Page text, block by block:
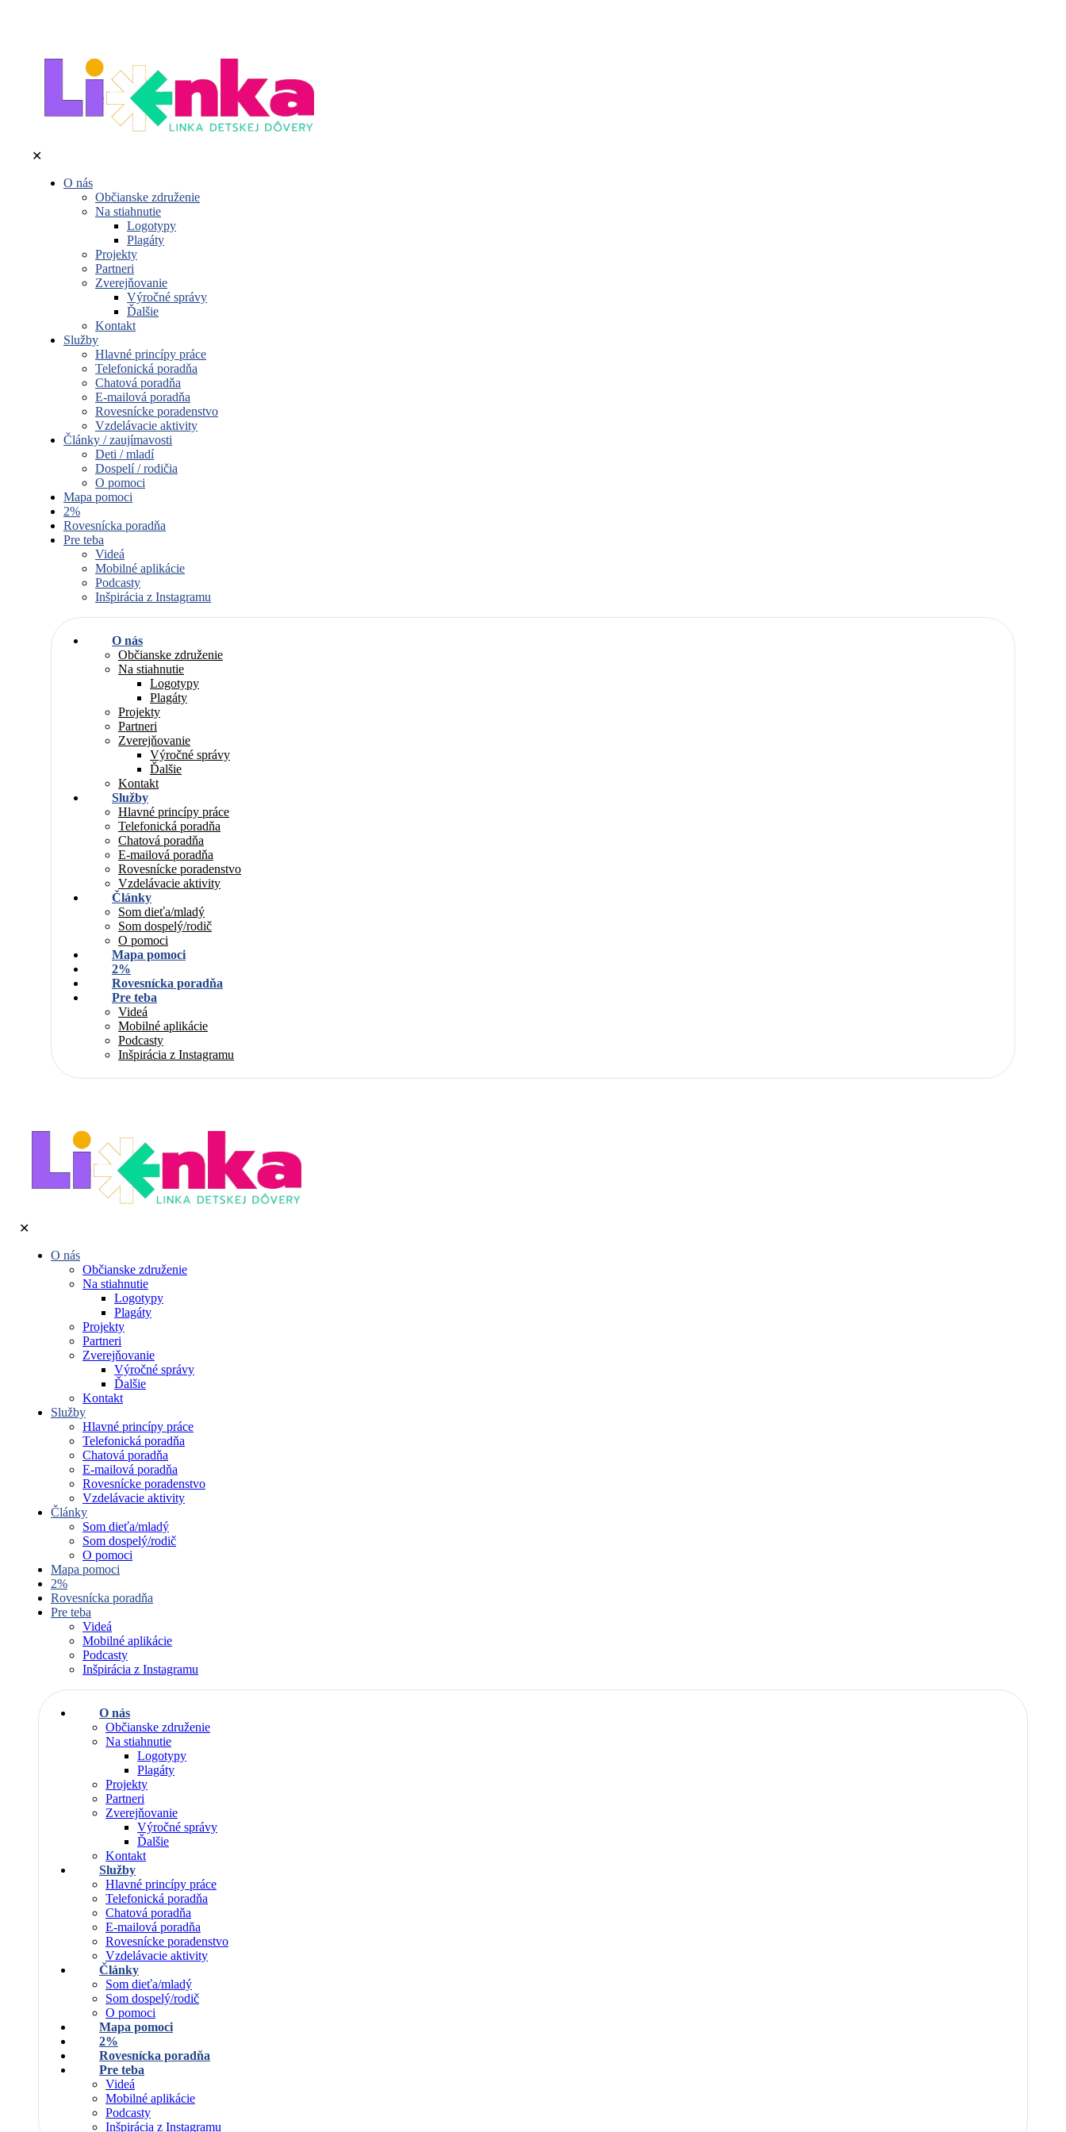
✕
O nás
Občianske združenie
Na stiahnutie
Logotypy
Plagáty
Projekty
Partneri
Zverejňovanie
Výročné správy
Ďalšie
Kontakt
Služby
Hlavné princípy práce
Telefonická poradňa
Chatová poradňa
E-mailová poradňa
Rovesnícke poradenstvo
Vzdelávacie aktivity
Články / zaujímavosti
Deti / mladí
Dospelí / rodičia
O pomoci
Mapa pomoci
2%
Rovesnícka poradňa
Pre teba
Videá
Mobilné aplikácie
Podcasty
Inšpirácia z Instagramu
O nás
Občianske združenie
Na stiahnutie
Logotypy
Plagáty
Projekty
Partneri
Zverejňovanie
Výročné správy
Ďalšie
Kontakt
Služby
Hlavné princípy práce
Telefonická poradňa
Chatová poradňa
E-mailová poradňa
Rovesnícke poradenstvo
Vzdelávacie aktivity
Články
Som dieťa/mladý
Som dospelý/rodič
O pomoci
Mapa pomoci
2%
Rovesnícka poradňa
Pre teba
Videá
Mobilné aplikácie
Podcasty
Inšpirácia z Instagramu
✕
O nás
Občianske združenie
Na stiahnutie
Logotypy
Plagáty
Projekty
Partneri
Zverejňovanie
Výročné správy
Ďalšie
Kontakt
Služby
Hlavné princípy práce
Telefonická poradňa
Chatová poradňa
E-mailová poradňa
Rovesnícke poradenstvo
Vzdelávacie aktivity
Články
Som dieťa/mladý
Som dospelý/rodič
O pomoci
Mapa pomoci
2%
Rovesnícka poradňa
Pre teba
Videá
Mobilné aplikácie
Podcasty
Inšpirácia z Instagramu
O nás
Občianske združenie
Na stiahnutie
Logotypy
Plagáty
Projekty
Partneri
Zverejňovanie
Výročné správy
Ďalšie
Kontakt
Služby
Hlavné princípy práce
Telefonická poradňa
Chatová poradňa
E-mailová poradňa
Rovesnícke poradenstvo
Vzdelávacie aktivity
Články
Som dieťa/mladý
Som dospelý/rodič
O pomoci
Mapa pomoci
2%
Rovesnícka poradňa
Pre teba
Videá
Mobilné aplikácie
Podcasty
Inšpirácia z Instagramu